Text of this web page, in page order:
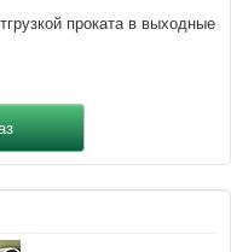
проката в выходные